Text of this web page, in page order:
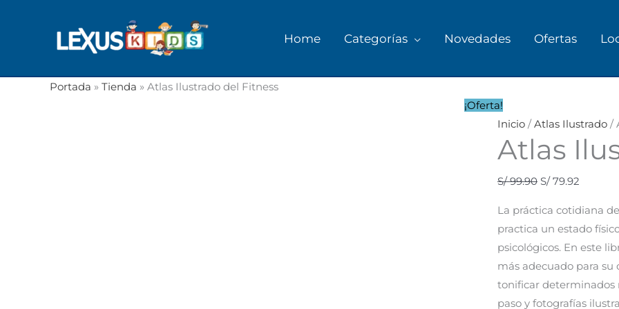
Home Categorías Novedades Ofertas
Portada » Tienda » Atlas Ilustrado del Fitness
¡Oferta!
Inicio /Atlas Ilustrado /
Atlas
S/99.90 S/79.92
La práctica cotidiana
practica un estado
psicológicos. En este
más adecuado para su
tonificar determinados
paso y fotografías